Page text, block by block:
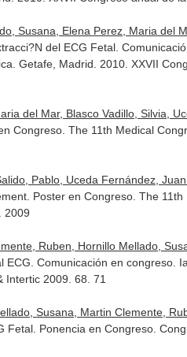
Susana, Elena Perez, Maria del
del ECG Fetal.
Getafe, Madrid. 2010. XXVII
del Mar, Blasco Vadillo, Silvia,
Congreso. The 11th Medical
Pablo, Uceda Fernández,
Poster en Congreso. The
2009
Ruben, Hornillo Mellado,
Comunicación en congreso.
Intertic 2009. 68. 71
Susana, Martin Clemente,
Ponencia en Congreso.